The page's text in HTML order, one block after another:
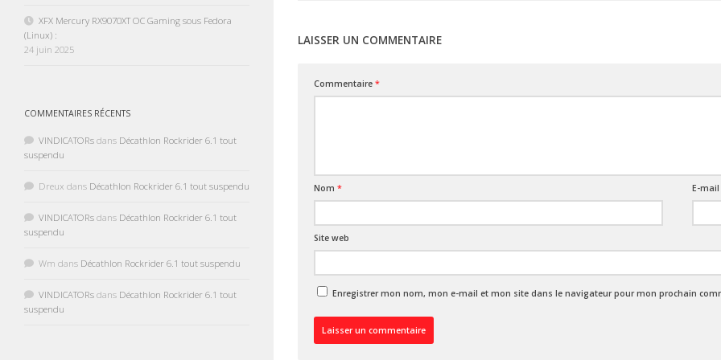
LAISSER UN COMMENTAIRE
Commentaire *
Nom * E-
Site web
Enregistrer mon nom, mon e-mail et mon site dans le navigateur pour mon prochain
XFX Mercury RX9070XT OC Gaming sous Fedora
(Linux) :
24 juin 2025
COMMENTAIRES RÉCENTS
VINDICATORs dans Décathlon Rockrider 6.1 tout
suspendu
Dreux dans Décathlon Rockrider 6.1 tout suspendu
VINDICATORs dans Décathlon Rockrider 6.1 tout
suspendu
Wm dans Décathlon Rockrider 6.1 tout suspendu
VINDICATORs dans Décathlon Rockrider 6.1 tout
suspendu